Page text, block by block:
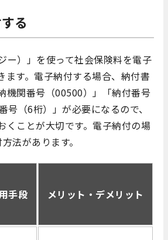
る
ー）」を使って社会保険料を電子
ます。電子納付する場合、納付書
機関番号（00500）」「納付番号
号（6桁）」が必要になるので、
くことが大切です。電子納付の場
法があります。
手段 メリット・デメリット